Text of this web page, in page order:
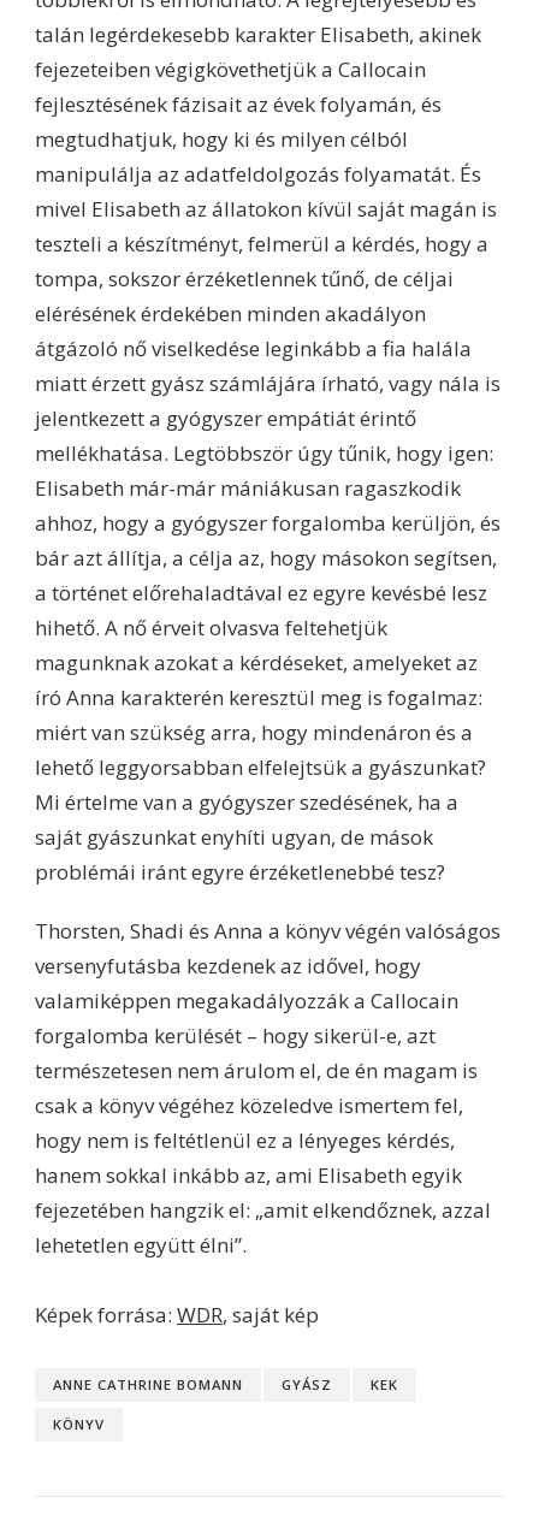
talán legérdekesebb karakter Elisabeth, akinek
fejezeteiben végigkövethetjük a Callocain
fejlesztésének fázisait az évek folyamán, és
megtudhatjuk, hogy ki és milyen célból
manipulálja az adatfeldolgozás folyamatát. És
mivel Elisabeth az állatokon kívül saját magán is
teszteli a készítményt, felmerül a kérdés, hogy a
tompa, sokszor érzéketlennek tűnő, de céljai
elérésének érdekében minden akadályon
átgázoló nő viselkedése leginkább a fia halála
miatt érzett gyász számlájára írható, vagy nála is
jelentkezett a gyógyszer empátiát érintő
mellékhatása. Legtöbbször úgy tűnik, hogy igen:
Elisabeth már-már mániákusan ragaszkodik
ahhoz, hogy a gyógyszer forgalomba kerüljön, és
bár azt állítja, a célja az, hogy másokon segítsen,
a történet előrehaladtával ez egyre kevésbé lesz
hihető. A nő érveit olvasva feltehetjük
magunknak azokat a kérdéseket, amelyeket az
író Anna karakterén keresztül meg is fogalmaz:
miért van szükség arra, hogy mindenáron és a
lehető leggyorsabban elfelejtsük a gyászunkat?
Mi értelme van a gyógyszer szedésének, ha a
saját gyászunkat enyhíti ugyan, de mások
problémái iránt egyre érzéketlenebbé tesz?
Thorsten, Shadi és Anna a könyv végén valóságos
versenyfutásba kezdenek az idővel, hogy
valamiképpen megakadályozzák a Callocain
forgalomba kerülését – hogy sikerül-e, azt
természetesen nem árulom el, de én magam is
csak a könyv végéhez közeledve ismertem fel,
hogy nem is feltétlenül ez a lényeges kérdés,
hanem sokkal inkább az, ami Elisabeth egyik
fejezetében hangzik el: „amit elkendőznek, azzal
lehetetlen együtt élni”.
Képek forrása: WDR, saját kép
ANNE CATHRINE BOMANN GYÁSZ KEK
KÖNYV